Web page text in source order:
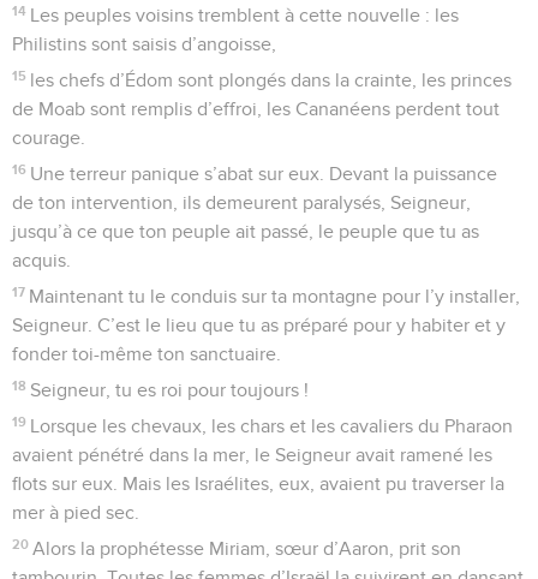
14 Les peuples voisins tremblent à cette nouvelle : les
Philistins sont saisis d’angoisse,
15 les chefs d’Édom sont plongés dans la crainte, les princes
de Moab sont remplis d’effroi, les Cananéens perdent tout
courage.
16 Une terreur panique s’abat sur eux. Devant la puissance
de ton intervention, ils demeurent paralysés, Seigneur,
jusqu’à ce que ton peuple ait passé, le peuple que tu as
acquis.
17 Maintenant tu le conduis sur ta montagne pour l’y installer,
Seigneur. C’est le lieu que tu as préparé pour y habiter et y
fonder toi-même ton sanctuaire.
18 Seigneur, tu es roi pour toujours !
19 Lorsque les chevaux, les chars et les cavaliers du Pharaon
avaient pénétré dans la mer, le Seigneur avait ramené les
flots sur eux. Mais les Israélites, eux, avaient pu traverser la
mer à pied sec.
20 Alors la prophétesse Miriam, sœur d’Aaron, prit son